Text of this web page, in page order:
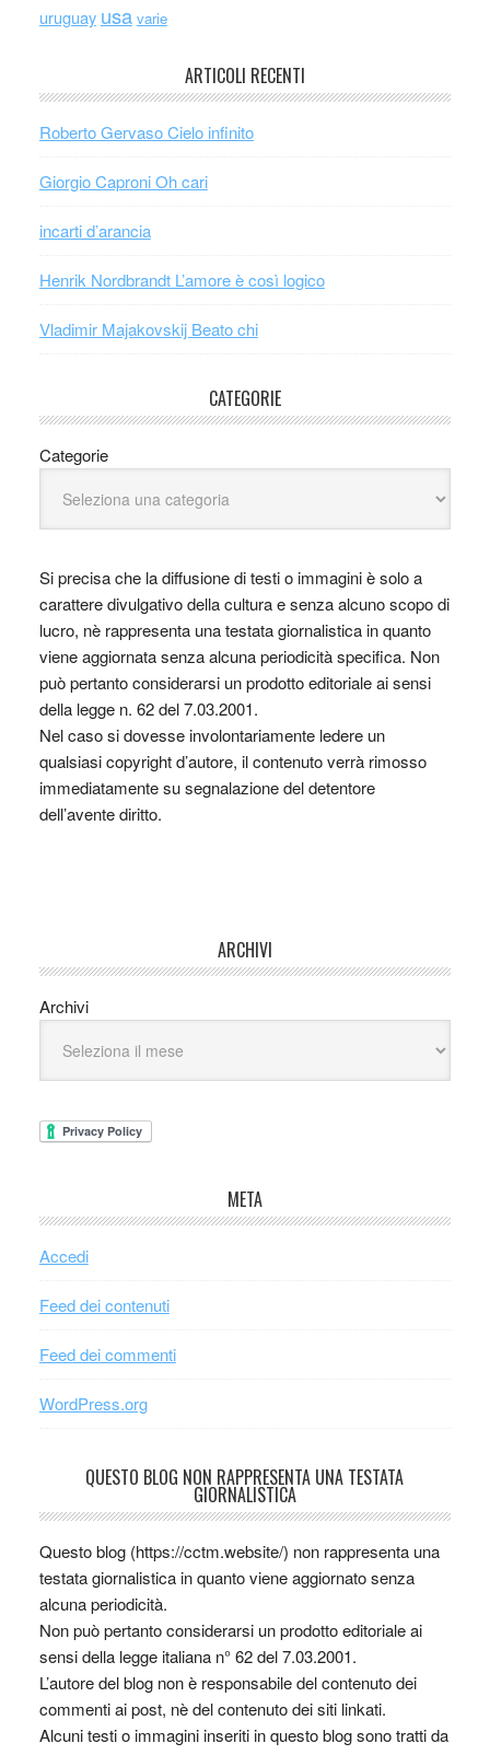
uruguay usa varie
ARTICOLI RECENTI
Roberto Gervaso Cielo infinito
Giorgio Caproni Oh cari
incarti d’arancia
Henrik Nordbrandt L’amore è così logico
Vladimir Majakovskij Beato chi
CATEGORIE
Categorie
Si precisa che la diffusione di testi o immagini è solo a
carattere divulgativo della cultura e senza alcuno scopo di
lucro, nè rappresenta una testata giornalistica in quanto
viene aggiornata senza alcuna periodicità specifica. Non
può pertanto considerarsi un prodotto editoriale ai sensi
della legge n. 62 del 7.03.2001.
Nel caso si dovesse involontariamente ledere un
qualsiasi copyright d’autore, il contenuto verrà rimosso
immediatamente su segnalazione del detentore
dell’avente diritto.
ARCHIVI
Archivi
META
Accedi
Feed dei contenuti
Feed dei commenti
WordPress.org
QUESTO BLOG NON RAPPRESENTA UNA TESTATA
GIORNALISTICA
Questo blog (https://cctm.website/) non rappresenta una
testata giornalistica in quanto viene aggiornato senza
alcuna periodicità.
Non può pertanto considerarsi un prodotto editoriale ai
sensi della legge italiana n° 62 del 7.03.2001.
L’autore del blog non è responsabile del contenuto dei
commenti ai post, nè del contenuto dei siti linkati.
Alcuni testi o immagini inseriti in questo blog sono tratti da